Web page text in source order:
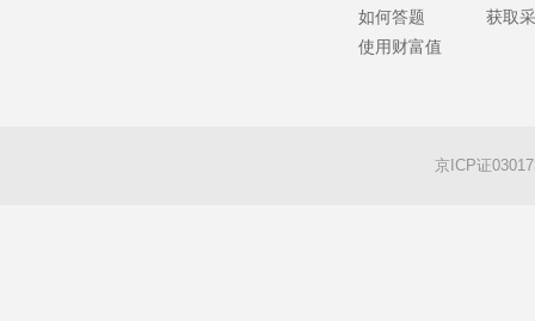
如何答题
获取
使用财富值
京ICP证